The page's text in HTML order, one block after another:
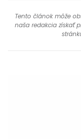
Tento článok môže
naša redakcia získať